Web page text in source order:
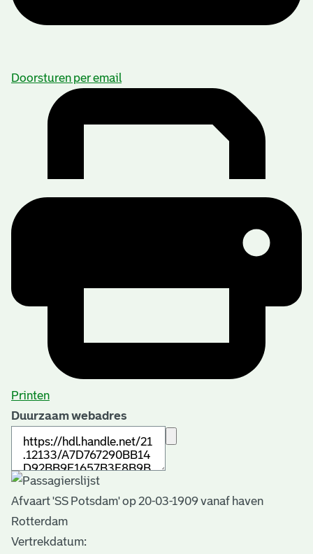
Doorsturen per email
Printen
Duurzaam webadres
Afvaart 'SS Potsdam' op 20-03-1909 vanaf haven
Rotterdam
Vertrekdatum: